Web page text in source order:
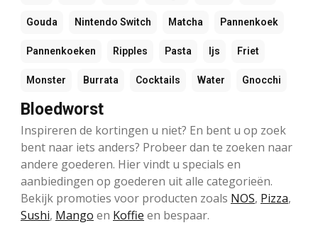
Gouda Nintendo Switch Matcha Pannenkoek
Pannenkoeken Ripples Pasta Ijs Friet
Monster Burrata Cocktails Water Gnocchi
Bloedworst
Inspireren de kortingen u niet? En bent u op zoek
bent naar iets anders? Probeer dan te zoeken naar
andere goederen. Hier vindt u specials en
aanbiedingen op goederen uit alle categorieën.
Bekijk promoties voor producten zoals NOS, Pizza,
Sushi, Mango en Koffie en bespaar.